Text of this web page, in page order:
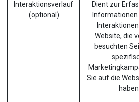
Interaktionsverlauf
(optional)
Dient zur
Informationen
Website, die
besuchten
Sie auf die
haben.